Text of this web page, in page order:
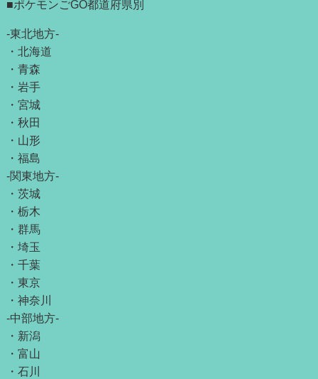
■ポケモンごGO都道府県別
-東北地方-
・ 北海道
・ 青森
・ 岩手
・ 宮城
・ 秋田
・ 山形
・ 福島
-関東地方-
・ 茨城
・ 栃木
・ 群馬
・ 埼玉
・ 千葉
・ 東京
・ 神奈川
-中部地方-
・ 新潟
・ 富山
・ 石川